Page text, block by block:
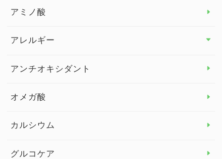
アミノ酸
アレルギー
アレルギー トップ
アンチオキシダント
オメガ酸
カルシウム
グルコケア